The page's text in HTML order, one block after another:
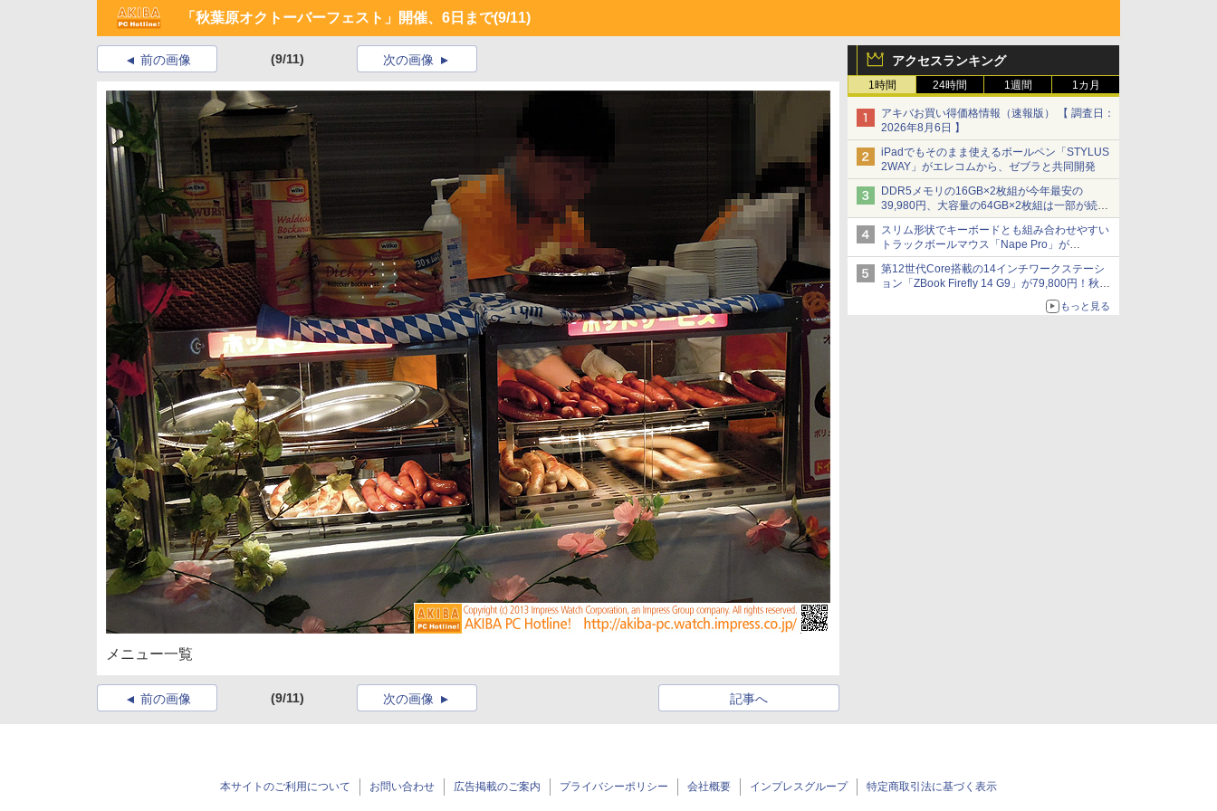
「秋葉原オクトーバーフェスト」開催、6日まで(9/11)
アクセスランキング
1時間 24時間 1週間 1カ月
アキバお買い得価格情報（速報版） 【 調査日：
2026年8月6日 】
iPadでもそのまま使えるボールペン「STYLUS
2WAY」がエレコムから、ゼブラと共同開発
DDR5メモリの16GB×2枚組が今年最安の
39,980円、大容量の64GB×2枚組は一部が続騰
[8月前半のメモリ価格]
スリム形状でキーボードとも組み合わせやすい
トラックボールマウス「Nape Pro」が
Keychronから
第12世代Core搭載の14インチワークステーシ
ョン「ZBook Firefly 14 G9」が79,800円！秋葉
もっと見る
前の画像 (9/11) 次の画像
メニュー一覧
前の画像 (9/11) 記事へ
次の画像
本サイトのご利用について お問い合わせ 広告掲載のご案内 プライバシーポリシー 会社概要 インプレスグループ 特定商取引法に基づく表示